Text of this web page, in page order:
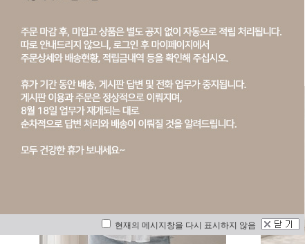
현재의 메시지창을 다시 표시하지 않음